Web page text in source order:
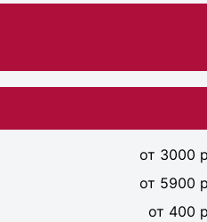
от 3000
от 5900
от 400